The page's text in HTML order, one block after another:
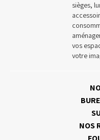
sièges,
vos
votre
NOS